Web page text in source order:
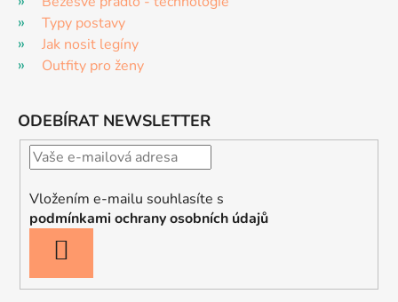
Typy postavy
Jak nosit legíny
Outfity pro ženy
ODEBÍRAT NEWSLETTER
Vložením e-mailu souhlasíte s
podmínkami ochrany osobních údajů
SE